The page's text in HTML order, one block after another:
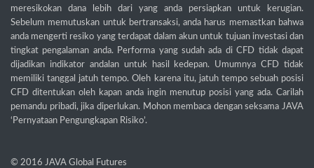
meresikokan dana lebih dari yang anda persiapkan untuk kerugian.
Sebelum memutuskan untuk bertransaksi, anda harus memastkan bahwa
anda mengerti resiko yang terdapat dalam akun untuk tujuan investasi dan
tingkat pengalaman anda. Performa yang sudah ada di CFD tidak dapat
dijadikan indikator andalan untuk hasil kedepan. Umumnya CFD tidak
memiliki tanggal jatuh tempo. Oleh karena itu, jatuh tempo sebuah posisi
CFD ditentukan oleh kapan anda ingin menutup posisi yang ada. Carilah
pemandu pribadi, jika diperlukan. Mohon membaca dengan seksama JAVA
‘Pernyataan Pengungkapan Risiko’.
© 2016 JAVA Global Futures